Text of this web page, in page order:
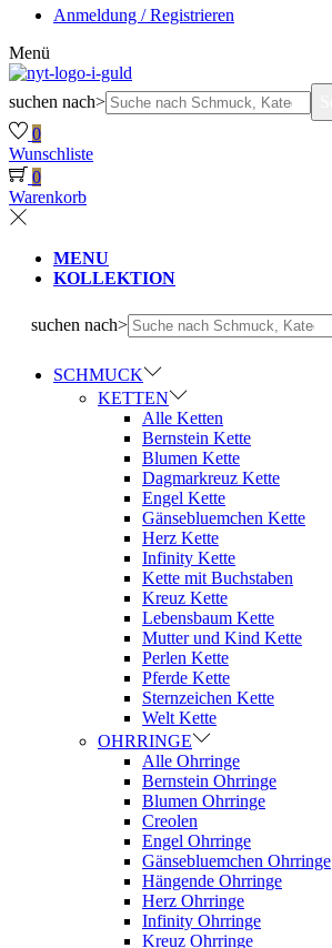
Anmeldung / Registrieren
Menü
suchen nach>
0
Wunschliste
0
Warenkorb
MENU
KOLLEKTION
suchen nach>
SCHMUCK
KETTEN
Alle Ketten
Bernstein Kette
Blumen Kette
Dagmarkreuz Kette
Engel Kette
Gänsebluemchen Kette
Herz Kette
Infinity Kette
Kette mit Buchstaben
Kreuz Kette
Lebensbaum Kette
Mutter und Kind Kette
Perlen Kette
Pferde Kette
Sternzeichen Kette
Welt Kette
OHRRINGE
Alle Ohrringe
Bernstein Ohrringe
Blumen Ohrringe
Creolen
Engel Ohrringe
Gänsebluemchen Ohrringe
Hängende Ohrringe
Herz Ohrringe
Infinity Ohrringe
Kreuz Ohrringe